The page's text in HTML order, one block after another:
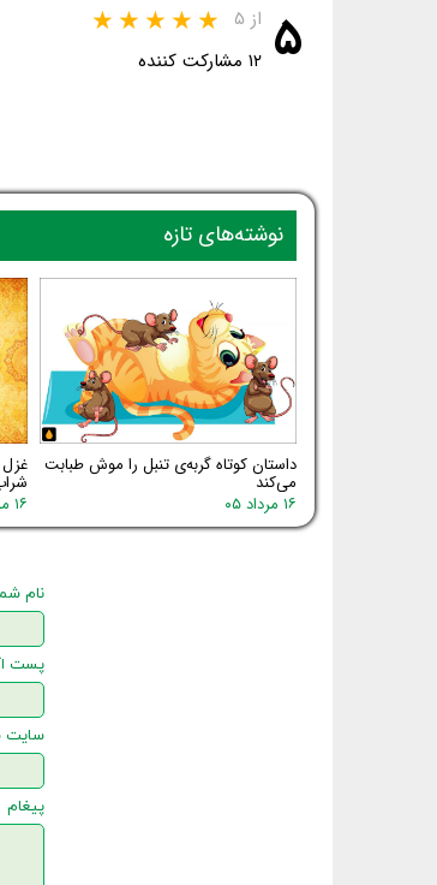
۵ از ۵
۱۲ مشارکت کننده
داستان کوتاه گربه‌ی تنبل را موش طبابت
می‌کند
۱۶ مرداد ۰۵
۱۶ مرداد ۰۵
نوشته‌های تازه
نام
پست
سایت
پیغام